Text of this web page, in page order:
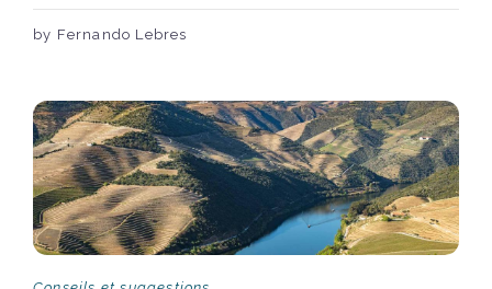
by Fernando Lebres